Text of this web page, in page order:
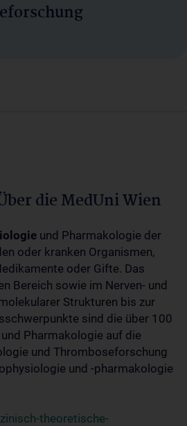
die MedUni Wien
und Pharmakologie der
oder kranken Organismen,
oder Gifte. Das
Bereich sowie im Nerven- und
Strukturen bis zur
sind die über 100
und Pharmakologie auf die
und Thromboseforschung
und -pharmakologie
theoretische-